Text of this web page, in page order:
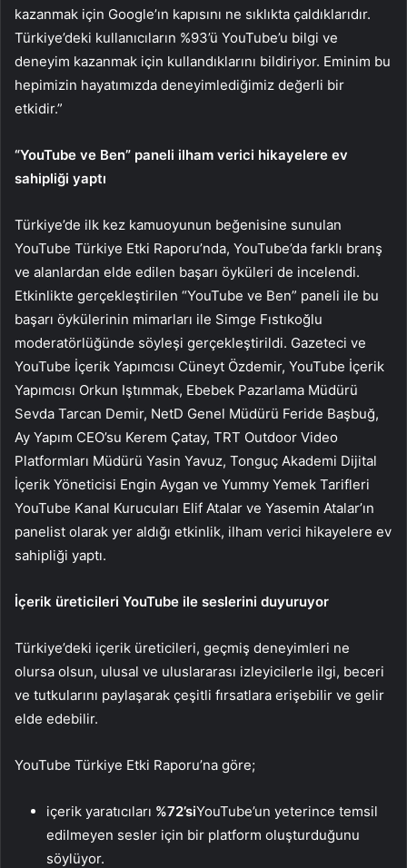
kazanmak için Google’ın kapısını ne sıklıkta çaldıklarıdır.
Türkiye’deki kullanıcıların %93’ü YouTube’u bilgi ve
deneyim kazanmak için kullandıklarını bildiriyor. Eminim bu
hepimizin hayatımızda deneyimlediğimiz değerli bir
etkidir.”
“YouTube ve Ben” paneli ilham verici hikayelere ev
sahipliği yaptı
Türkiye’de ilk kez kamuoyunun beğenisine sunulan
YouTube Türkiye Etki Raporu’nda, YouTube’da farklı branş
ve alanlardan elde edilen başarı öyküleri de incelendi.
Etkinlikte gerçekleştirilen “YouTube ve Ben” paneli ile bu
başarı öykülerinin mimarları ile Simge Fıstıkoğlu
moderatörlüğünde söyleşi gerçekleştirildi. Gazeteci ve
YouTube İçerik Yapımcısı Cüneyt Özdemir, YouTube İçerik
Yapımcısı Orkun Iştımmak, Ebebek Pazarlama Müdürü
Sevda Tarcan Demir, NetD Genel Müdürü Feride Başbuğ,
Ay Yapım CEO’su Kerem Çatay, TRT Outdoor Video
Platformları Müdürü Yasin Yavuz, Tonguç Akademi Dijital
İçerik Yöneticisi Engin Aygan ve Yummy Yemek Tarifleri
YouTube Kanal Kurucuları Elif Atalar ve Yasemin Atalar’ın
panelist olarak yer aldığı etkinlik, ilham verici hikayelere ev
sahipliği yaptı.
İçerik üreticileri YouTube ile seslerini duyuruyor
Türkiye’deki içerik üreticileri, geçmiş deneyimleri ne
olursa olsun, ulusal ve uluslararası izleyicilerle ilgi, beceri
ve tutkularını paylaşarak çeşitli fırsatlara erişebilir ve gelir
elde edebilir.
YouTube Türkiye Etki Raporu’na göre;
içerik yaratıcıları %72’siYouTube’un yeterince temsil
edilmeyen sesler için bir platform oluşturduğunu
söylüyor.